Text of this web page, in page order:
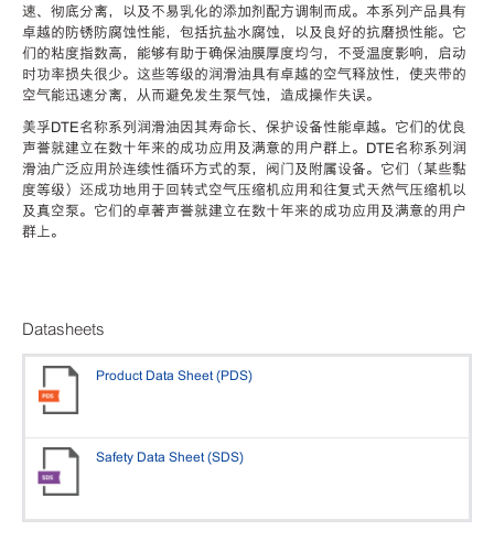
速、彻底分离，以及不易乳化的添加剂配方调制而成。本系列产品具有
卓越的防锈防腐蚀性能，包括抗盐水腐蚀，以及良好的抗磨损性能。它
们的粘度指数高，能够有助于确保油膜厚度均匀，不受温度影响，启动
时功率损失很少。这些等级的润滑油具有卓越的空气释放性，使夹带的
空气能迅速分离，从而避免发生泵气蚀，造成操作失误。
美孚DTE名称系列润滑油因其寿命长、保护设备性能卓越。它们的优良
声誉就建立在数十年来的成功应用及满意的用户群上。DTE名称系列润
滑油广泛应用於连续性循环方式的泵，阀门及附属设备。它们（某些黏
度等级）还成功地用于回转式空气压缩机应用和往复式天然气压缩机以
及真空泵。它们的卓著声誉就建立在数十年来的成功应用及满意的用户
群上。
Datasheets
Product Data Sheet (PDS)
Safety Data Sheet (SDS)